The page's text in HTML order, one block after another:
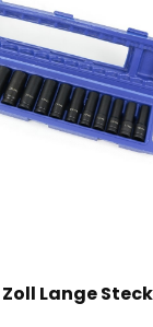
Zoll Lange